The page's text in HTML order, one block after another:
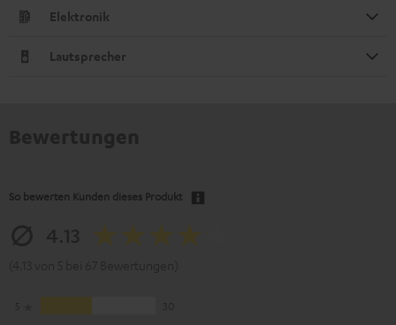
Elektronik
Lautsprecher
So bewerten Kunden dieses Produkt